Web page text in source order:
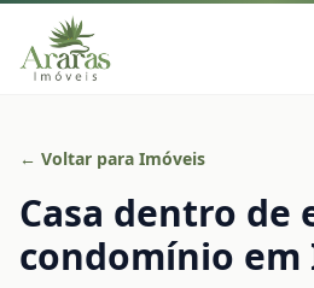
← Voltar para Imóveis
Casa dentro de
condomínio em